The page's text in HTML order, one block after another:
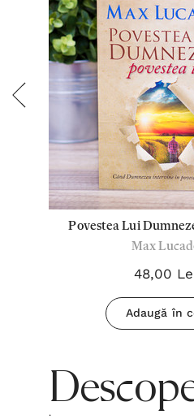
Povestea Lui
Ta
Max
48,00
Adaugă în
.